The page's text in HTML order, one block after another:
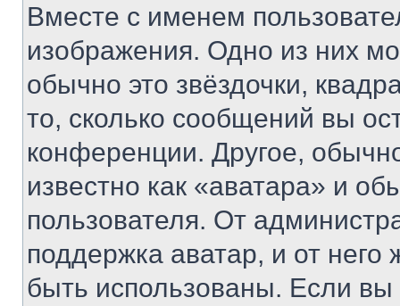
Вместе с именем
изображения. Одно из них
обычно это звёздочки,
то, сколько сообщений вы
конференции. Другое,
известно как «аватара» и
пользователя. От
поддержка аватар, и от него
быть использованы. Если